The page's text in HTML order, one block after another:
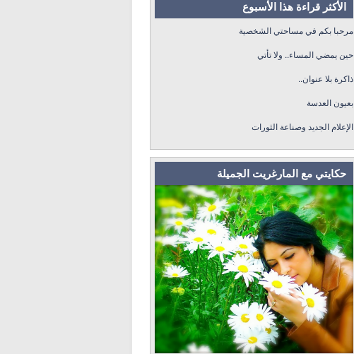
الأكثر قراءة هذا الأسبوع
مرحبا بكم في مساحتي الشخصية
حين يمضي المساء.. ولا تأتي
ذاكرة بلا عنوان..
بعيون العدسة
الإعلام الجديد وصناعة الثورات
حكايتي مع المارغريت الجميلة